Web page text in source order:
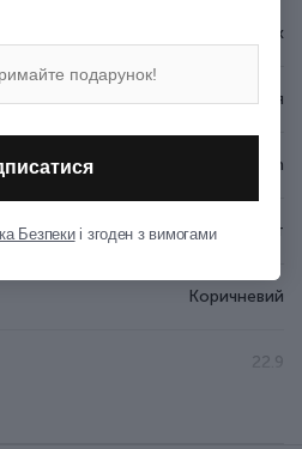
Victorinox
Швейцарія
Epicurean
Паперовий композит
Коричневий
22.9
Безпекиі згоден з вимогами